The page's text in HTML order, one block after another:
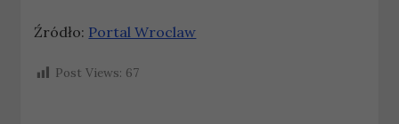
Źródło: Portal Wroclaw
Post Views: 67